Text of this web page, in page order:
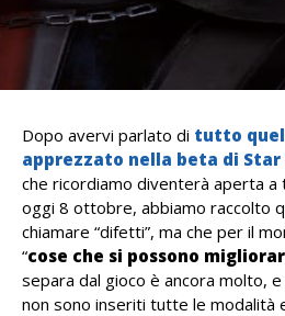
Dopo avervi parlato di tutto
apprezzato nella beta di
che ricordiamo diventerà aperta
oggi 8 ottobre, abbiamo raccolto
chiamare “difetti”, ma che per il
“cose che si possono
separa dal gioco è ancora molto,
non sono inseriti tutte le modalità